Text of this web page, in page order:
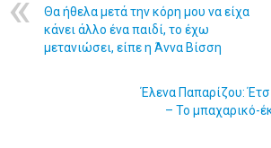
Θα ήθελα μετά την κόρη μου να είχα
κάνει άλλο ένα παιδί, το έχω
μετανιώσει, είπε η Άννα Βίσση
Έλενα Παπαρίζου:
– Το μπαχαρικό-